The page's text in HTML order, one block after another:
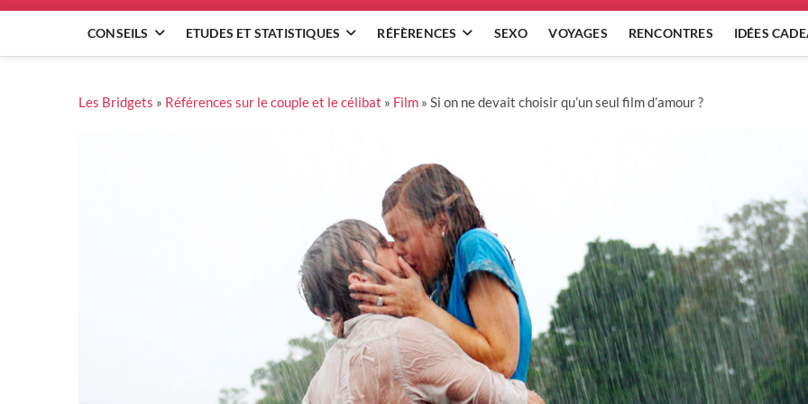
CONSEILS ETUDES ET STATISTIQUES RÉFÈRENCES SEXO VOYAGES RENCONTRES IDÉES
Les Bridgets » Références sur le couple et le célibat » Film » Si on ne devait choisir qu’un seul film d’amour ?